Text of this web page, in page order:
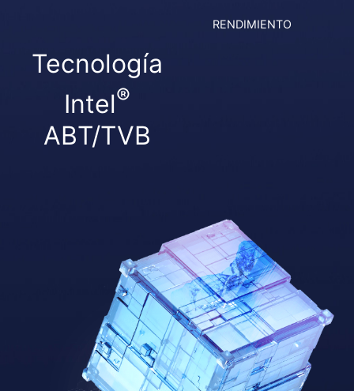
RENDIMIENTO
Tecnología
Intel®
ABT/TVB